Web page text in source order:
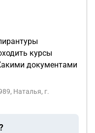
курсы
документами
Наталья, г.